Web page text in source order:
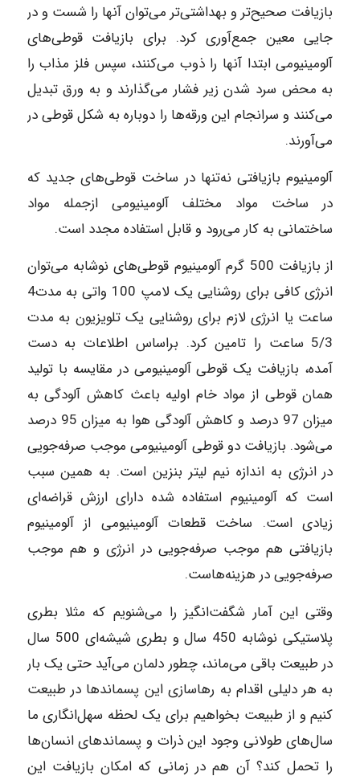
بازیافت صحیح‌تر و بهداشتی‌تر می‌توان آنها را شست و در
جایی معین جمع‌آوری کرد. برای بازیافت قوطی‌های
آلومینیومی ابتدا آنها را ذوب می‌کنند، سپس فلز مذاب را
به محض سرد شدن زیر فشار می‌گذارند و به ورق تبدیل
می‌کنند و سرانجام این ورقه‌ها را دوباره به شکل قوطی در
می‌آورند.
آلومینیوم بازیافتی نه‌تنها در ساخت قوطی‌های جدید که
در ساخت مواد مختلف آلومینیومی ازجمله مواد
ساختمانی به کار می‌رود و قابل استفاده مجدد است.
از بازیافت 500 گرم آلومینیوم قوطی‌های نوشابه می‌توان
انرژی کافی برای روشنایی یک لامپ 100 واتی به مدت‌4
ساعت یا انرژی لازم برای روشنایی یک تلویزیون به مدت
5/3 ساعت را تامین کرد. براساس اطلاعات به دست
آمده، بازیافت یک قوطی آلومینیومی در مقایسه با تولید
همان قوطی از مواد خام اولیه باعث کاهش آلودگی به
میزان‌ 97 درصد و کاهش آلودگی هوا به میزان 95 درصد
می‌شود. بازیافت دو قوطی آلومینیومی موجب صرفه‌جویی
در انرژی به اندازه نیم لیتر بنزین است. به همین سبب
است که آلومینیوم استفاده شده دارای ارزش قراضه‌ای
زیادی است. ساخت قطعات آلومینیومی از آلومینیوم
بازیافتی هم موجب صرفه‌جویی در انرژی و هم موجب
صرفه‌جویی در هزینه‌هاست.
وقتی این آمار شگفت‌انگیز را می‌شنویم که مثلا بطری
پلاستیکی نوشابه 450 سال و بطری شیشه‌ای 500 سال
در طبیعت باقی می‌ماند، چطور دلمان می‌آید حتی یک بار
به هر دلیلی اقدام به رهاسازی این پسماندها در طبیعت
کنیم و از طبیعت بخواهیم برای یک لحظه سهل‌انگاری ما
سا‌ل‌های طولانی وجود این ذرات و پسماندهای انسان‌ها
را تحمل کند؟ آن هم در زمانی که امکان بازیافت این